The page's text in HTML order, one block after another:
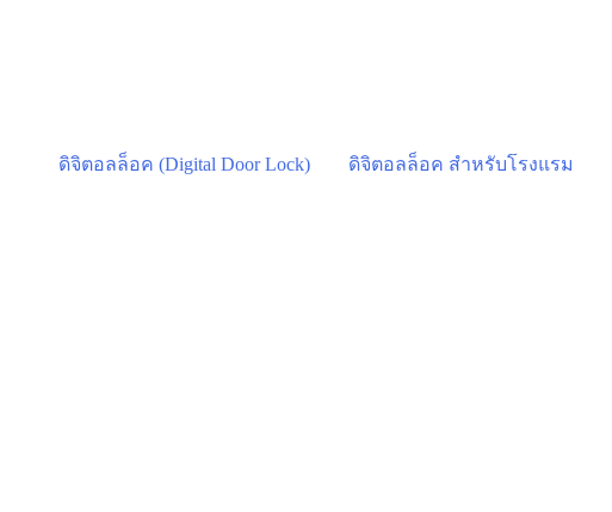
ดิจิตอลล็อค (Digital Door Lock) ดิจิตอลล็อค สำหรับโรงแรม